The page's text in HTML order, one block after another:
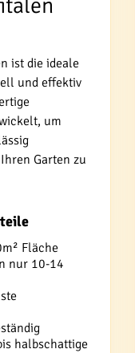
ist die ideale
und effektiv
um
Garten zu
Fläche
nur 10-14
halbschattige